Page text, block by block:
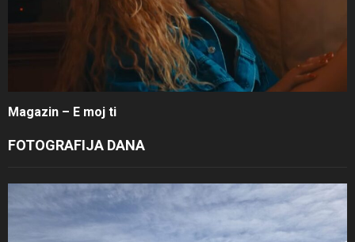
Magazin – E moj ti
FOTOGRAFIJA DANA